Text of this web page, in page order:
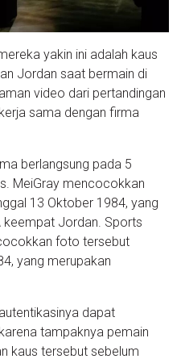
yakin ini adalah kaus
Jordan saat bermain di
video dari pertandingan
sama dengan firma
berlangsung pada 5
MeiGray mencocokkan
13 Oktober 1984, yang
keempat Jordan. Sports
foto tersebut
yang merupakan
dapat
tampaknya pemain
kaus tersebut sebelum